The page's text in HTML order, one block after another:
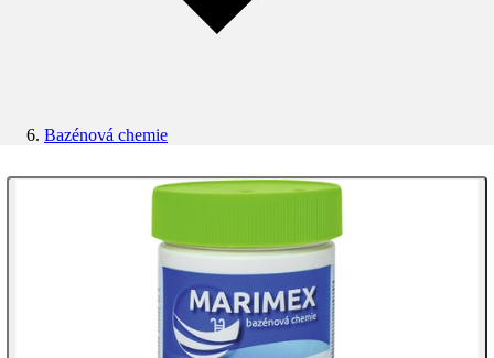
Bazénová chemie